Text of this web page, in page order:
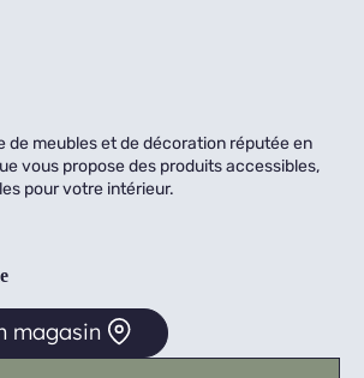
de meubles et de décoration réputée en
vous propose des produits accessibles,
pour votre intérieur.
magasin